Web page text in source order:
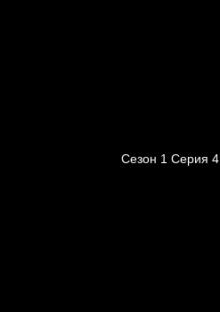
Сезон 1 Серия 4